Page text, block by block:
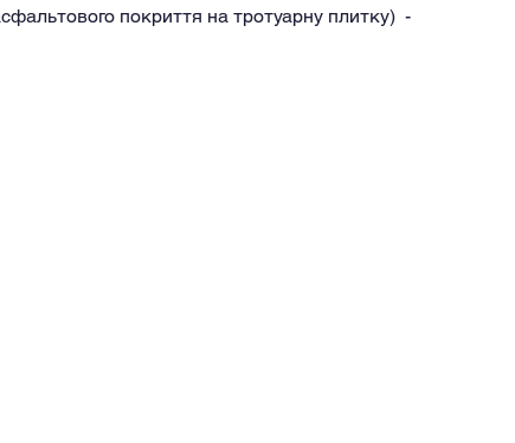
покриття на тротуарну плитку)  -